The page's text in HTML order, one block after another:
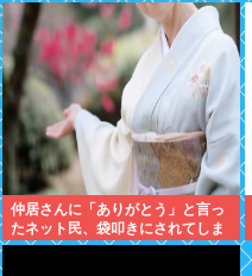
仲居さんに「ありがとう」と言っ
たネット民、袋叩きにされてしま
う…